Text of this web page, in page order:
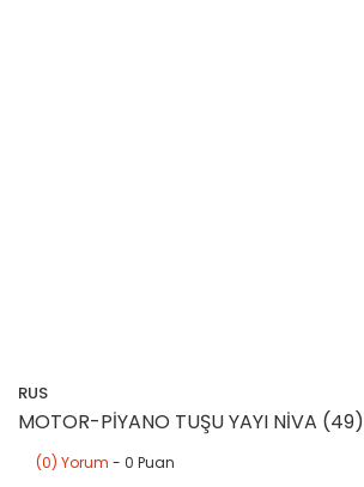
RUS
MOTOR-PİYANO TUŞU YAYI NİVA (49)
(0) Yorum - 0 Puan